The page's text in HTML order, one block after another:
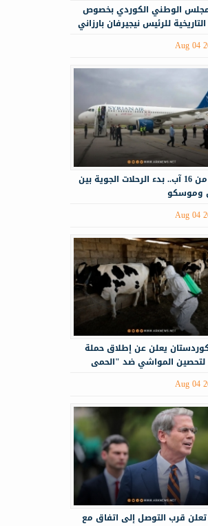
الوطني الكوردي بخصوص
التاريخية للرئيس نيجيرفان بارزاني
Aug 04
اعتبارا من 16 آب.. بدء الرحلات الجوية بين
Aug 04
يعلن عن إطلاق حملة
لتحصين المواشي ضد "الحمى
Aug 04
تعلن قرب التوصل إلى اتفاق مع